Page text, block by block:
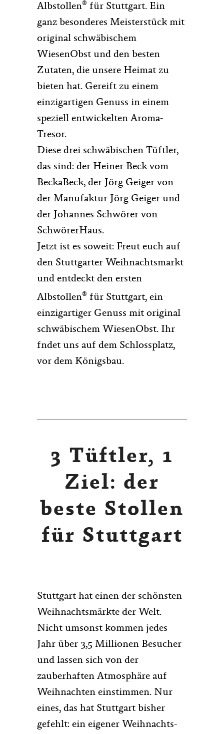
Albstollen® für Stuttgart. Ein
ganz besonderes Meisterstück mit
original schwäbischem
WiesenObst und den besten
Zutaten, die unsere Heimat zu
bieten hat. Gereift zu einem
einzigartigen Genuss in einem
speziell entwickelten Aroma-
Tresor.
Diese drei schwäbischen Tüftler,
das sind: der Heiner Beck vom
BeckaBeck, der Jörg Geiger von
der Manufaktur Jörg Geiger und
der Johannes Schwörer von
SchwörerHaus.
Jetzt ist es soweit: Freut euch auf
den Stuttgarter Weihnachtsmarkt
und entdeckt den ersten
Albstollen® für Stuttgart, ein
einzigartiger Genuss mit original
schwäbischem WiesenObst. Ihr
fndet uns auf dem Schlossplatz,
vor dem Königsbau.
3 Tüftler, 1
Ziel: der
beste Stollen
für Stuttgart
Stuttgart hat einen der schönsten
Weihnachtsmärkte der Welt.
Nicht umsonst kommen jedes
Jahr über 3,5 Millionen Besucher
und lassen sich von der
zauberhaften Atmosphäre auf
Weihnachten einstimmen. Nur
eines, das hat Stuttgart bisher
gefehlt: ein eigener Weihnachts-